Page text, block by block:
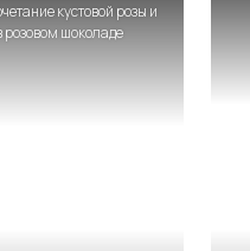
кустовой розы и
розовом шоколаде